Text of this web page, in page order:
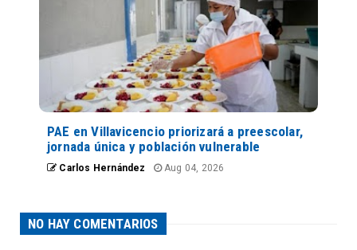
PAE en Villavicencio priorizará a preescolar,
jornada única y población vulnerable
Carlos Hernández Aug 04, 2026
NO HAY COMENTARIOS